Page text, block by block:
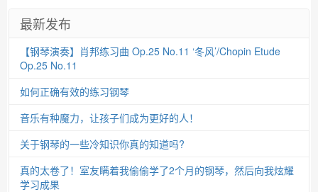
最新发布
【钢琴演奏】肖邦练习曲 Op.25 No.11 ‘冬风’/Chopin Etude
Op.25 No.11
如何正确有效的练习钢琴
音乐有种魔力，让孩子们成为更好的人！
关于钢琴的一些冷知识你真的知道吗?
真的太卷了！室友瞒着我偷偷学了2个月的钢琴，然后向我炫耀
学习成果